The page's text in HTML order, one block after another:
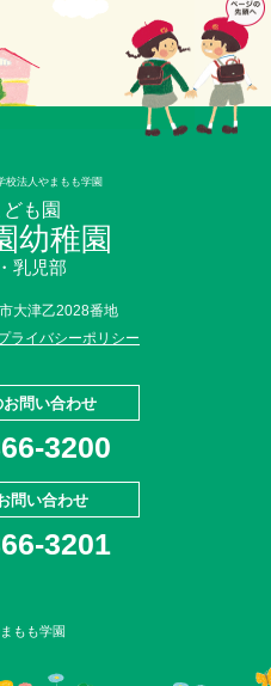
校法人やまもも学園
も園
幼稚園
乳児部
大津乙2028番地
ライバシーポリシー
問い合わせ
3200
問い合わせ
3201
もも学園